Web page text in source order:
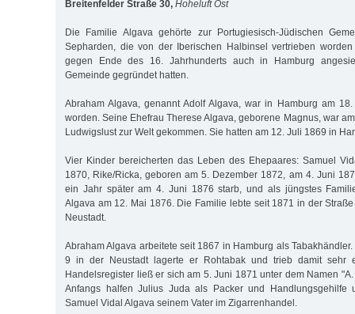
Breitenfelder Straße 30, Hoheluft Ost
Die Familie Algava gehörte zur Portugiesisch-Jüdischen
Sepharden, die von der Iberischen Halbinsel vertrieben
gegen Ende des 16. Jahrhunderts auch in Hamburg
Gemeinde gegründet hatten.
Abraham Algava, genannt Adolf Algava, war in Hamburg am
worden. Seine Ehefrau Therese Algava, geborene Magnus, war
Ludwigslust zur Welt gekommen. Sie hatten am 12. Juli 1869 in
Vier Kinder bereicherten das Leben des Ehepaares: Samuel
1870, Rike/Ricka, geboren am 5. Dezember 1872, am 4. Juni
ein Jahr später am 4. Juni 1876 starb, und als jüngstes
Algava am 12. Mai 1876. Die Familie lebte seit 1871 in der
Neustadt.
Abraham Algava arbeitete seit 1867 in Hamburg als
9 in der Neustadt lagerte er Rohtabak und trieb damit sehr
Handelsregister ließ er sich am 5. Juni 1871 unter dem Namen
Anfangs halfen Julius Juda als Packer und Handlungsgehilfe
Samuel Vidal Algava seinem Vater im Zigarrenhandel.